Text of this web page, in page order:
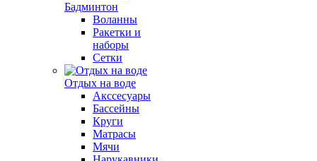
Бадминтон
Воланны
Ракетки и
наборы
Сетки
Отдых на воде
Акссесуары
Бассейны
Круги
Матрасы
Мячи